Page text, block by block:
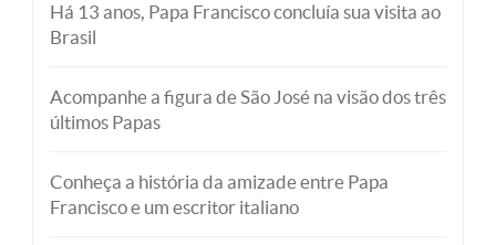
Há 13 anos, Papa Francisco concluía sua visita ao
Brasil
Acompanhe a figura de São José na visão dos três
últimos Papas
Conheça a história da amizade entre Papa
Francisco e um escritor italiano